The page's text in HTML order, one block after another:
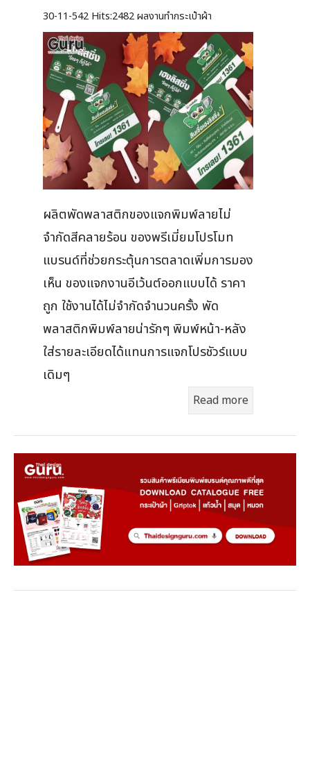
30-11-542 Hits:2482 ผลงานทำกระเป๋าผ้า
ผลิตพัดพลาสติกของแจกพิมพ์ลายไม่
จำกัดสีคลายร้อน ของพรีเมี่ยมโปรโมท
แบรนด์ที่ช่วยกระตุ้นการตลาดเพิ่มการมอง
เห็น ของแจกงานอีเว้นต์ออกแบบได้ ราคา
ถูก ใช้งานได้ไม่จำกัดจำนวนครั้ง พัด
พลาสติกพิมพ์ลายน่ารักๆ พิมพ์หน้า-หลัง
ใส่รายละเอียดได้แทนการแจกโปรชัวร์แบบ
เดิมๆ
Read more